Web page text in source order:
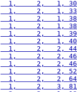
1,     2,   1,
1,     2,   1,
1,     2,   1,
1,     2,   1,
1,     2,   1,
1,     2,   1,
1,     2,   2,
1,     2,   2,
1,     2,   2,
1,     2,   2,
1,     2,   2,
1,     2,   3,